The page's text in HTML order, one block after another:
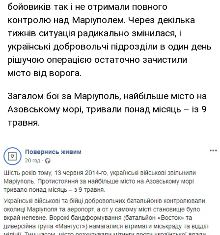
бойовиків так і не отримали повного
контролю над Маріуполем. Через декілька
тижнів ситуація радикально змінилася, і
українські добровольчі підрозділи в один день
рішучою операцією остаточно зачистили
місто від ворога.
Загалом бої за Маріуполь, найбільше місто на
Азовському морі, тривали понад місяць – із 9
травня.